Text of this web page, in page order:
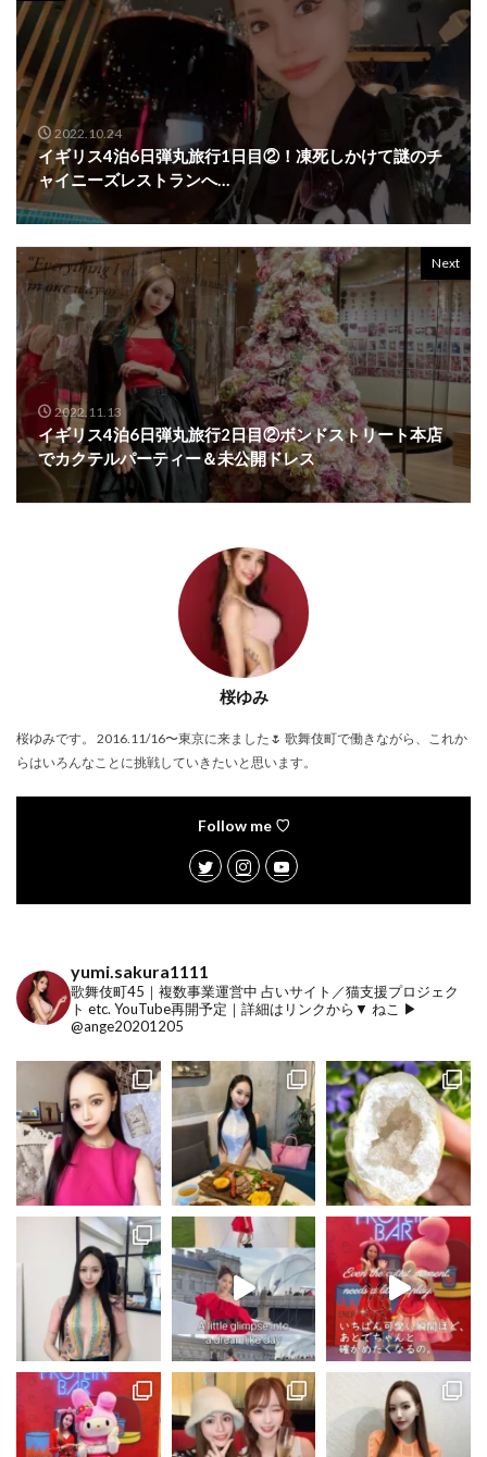
2022.10.24
イギリス4泊6日弾丸旅行1日目②！凍死しかけて謎のチ
ャイニーズレストランへ…
Next
2022.11.13
イギリス4泊6日弾丸旅行2日目②ボンドストリート本店
でカクテルパーティー＆未公開ドレス
桜ゆみ
桜ゆみです。 2016.11/16〜東京に来ました🌷 歌舞伎町で働きながら、これか
らはいろんなことに挑戦していきたいと思います。
Follow me ♡
yumi.sakura1111
歌舞伎町45｜複数事業運営中 占いサイト／猫支援プロジェク
ト etc. YouTube再開予定｜詳細はリンクから▼ ねこ ▶︎
@ange20201205